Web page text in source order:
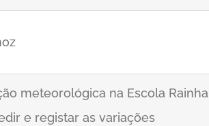
meteorológica na Escola Rainha
e registar as variações